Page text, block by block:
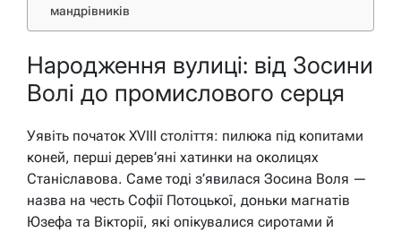
мандрівників
Народження вулиці: від Зосини
Волі до промислового серця
Уявіть початок XVIII століття: пилюка під копитами
коней, перші дерев’яні хатинки на околицях
Станіславова. Саме тоді з’явилася Зосина Воля —
назва на честь Софії Потоцької, доньки магнатів
Юзефа та Вікторії, які опікувалися сиротами й